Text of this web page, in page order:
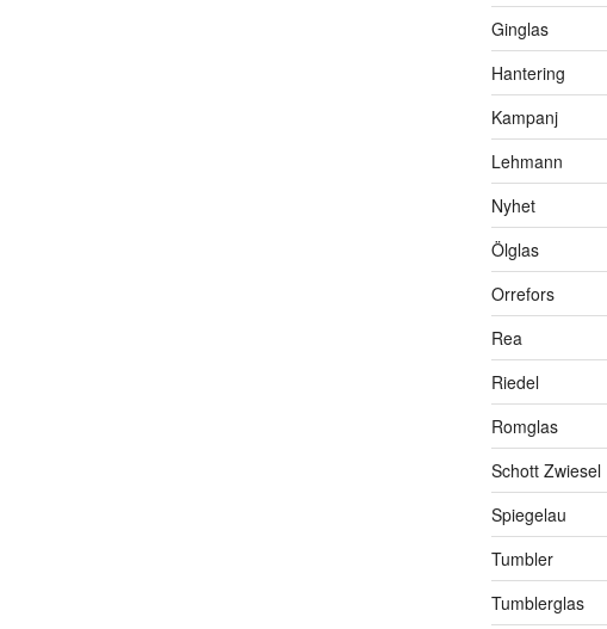
Ginglas
Hantering
Kampanj
Lehmann
Nyhet
Ölglas
Orrefors
Rea
Riedel
Romglas
Schott Zwiesel
Spiegelau
Tumbler
Tumblerglas